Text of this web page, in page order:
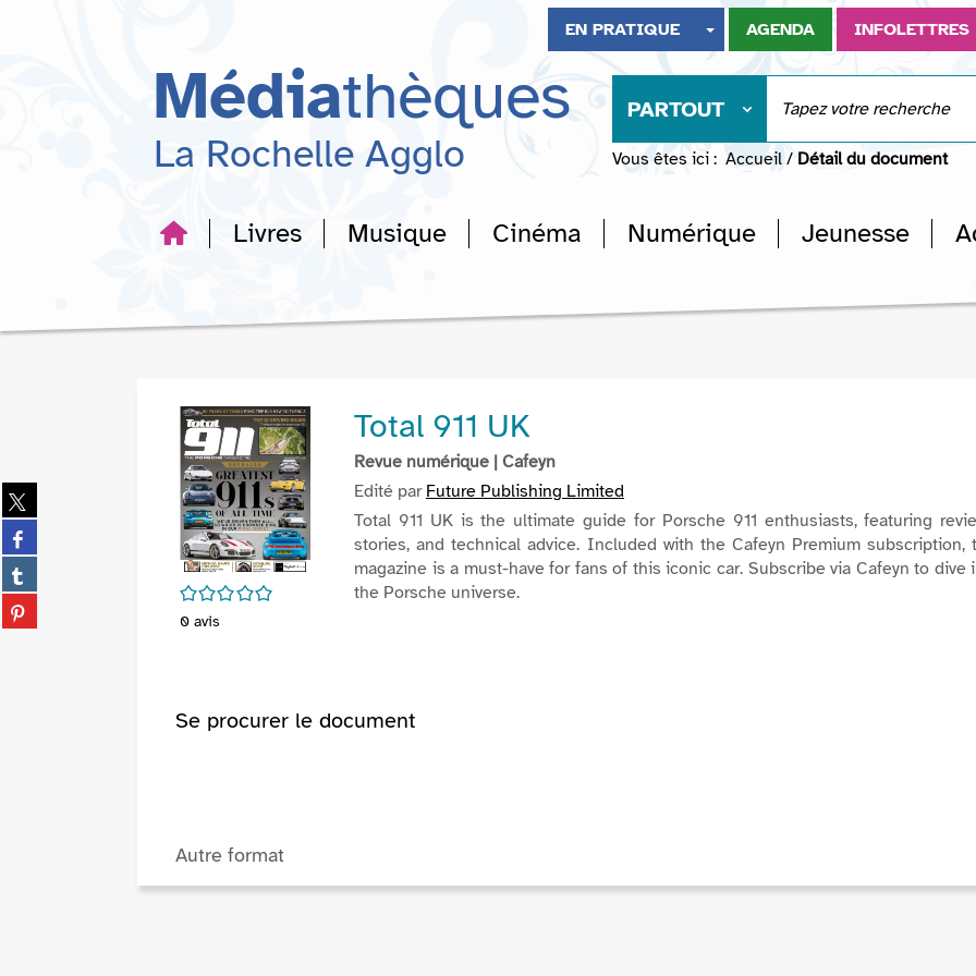
recherche
EN PRATIQUE AGENDA INFOLETTRES
Médiathèques
La Rochelle Agglo
PARTOUT
Vous êtes ici : Accueil / Détail du document
Livres Musique Cinéma Numérique Jeunesse
Partager
sur
twitter
(Nouvelle
fenêtre)
Partager
sur
facebook
(Nouvelle
fenêtre)
Partager
sur
tumblr
Partager
sur
/5
0 avis
Total 911 UK
Revue numérique | Cafeyn
Edité par Future Publishing Limited
Total 911 UK is the ultimate guide for Porsche 911 enthusiasts, featuring
stories, and technical advice. Included with the Cafeyn Premium subscription,
magazine is a must-have for fans of this iconic car. Subscribe via Cafeyn to dive
the Porsche universe.
Se procurer le document
Autre format